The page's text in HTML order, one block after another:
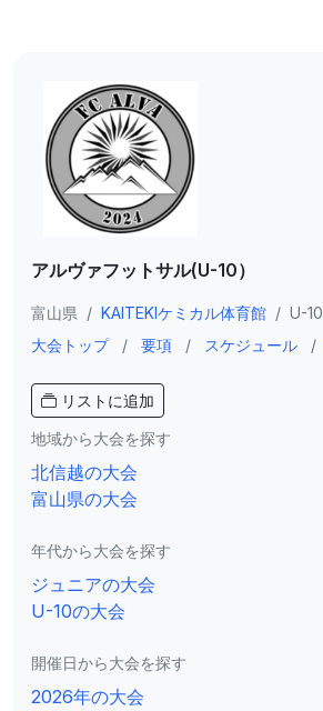
アルヴァフットサル(U-10）
富山県 / KAITEKIケミカル体育館 / U-10
大会トップ
/ 要項 / スケジュール /
リストに追加
地域から大会を探す
北信越の大会
富山県の大会
年代から大会を探す
ジュニアの大会
U-10の大会
開催日から大会を探す
2026年の大会